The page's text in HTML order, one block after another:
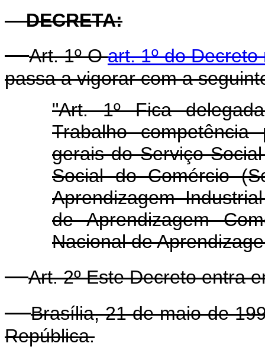
DECRETA:
Art. 1º Oart. 1º do
passa a vigorar com a
"Art. 1º Fica
Trabalho
gerais do Serviço
Social do Comércio
Aprendizagem
de Aprendizagem
Nacional de
Art. 2º Este Decreto entra
Brasília, 21 de maio de
República.